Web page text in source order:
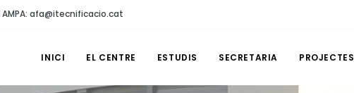
AMPA: afa@itecnificacio.cat
INICI EL CENTRE ESTUDIS SECRETARIA PROJECTES